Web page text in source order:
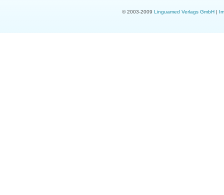
© 2003-2009 Linguamed Verlags GmbH|